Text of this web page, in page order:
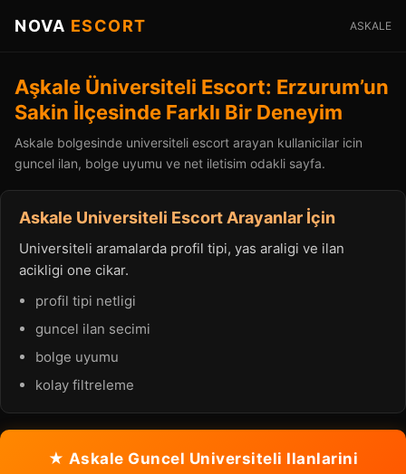
NOVA ESCORT ASKALE
Aşkale Üniversiteli Escort: Erzurum’un
Sakin İlçesinde Farklı Bir Deneyim
Askale bolgesinde universiteli escort arayan kullanicilar icin
guncel ilan, bolge uyumu ve net iletisim odakli sayfa.
Askale Universiteli Escort Arayanlar İçin
Universiteli aramalarda profil tipi, yas araligi ve ilan
acikligi one cikar.
profil tipi netligi
guncel ilan secimi
bolge uyumu
kolay filtreleme
★ Askale Guncel Universiteli Ilanlarini